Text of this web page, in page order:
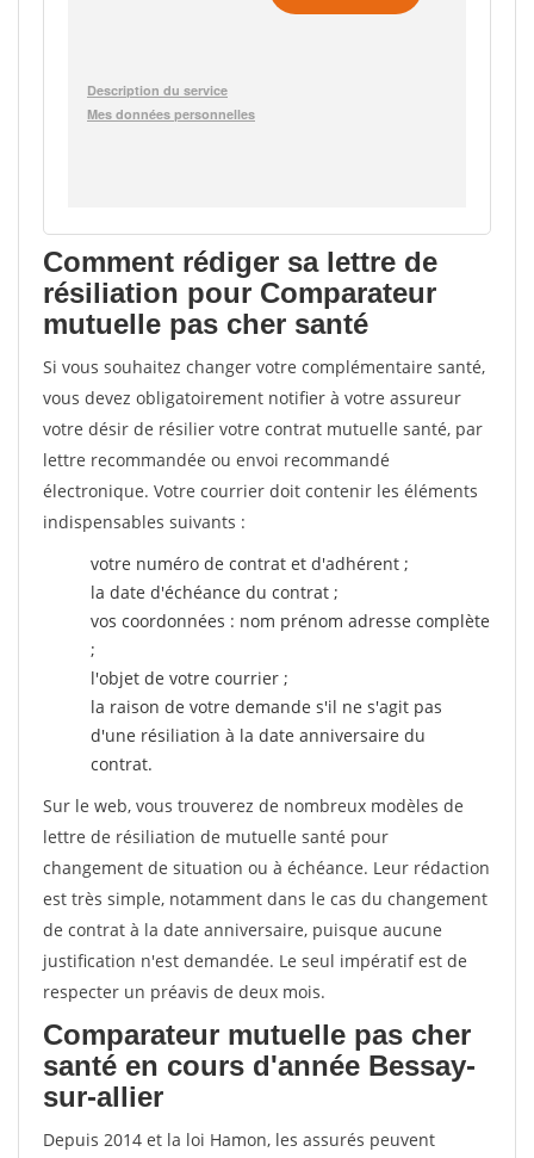
Comment rédiger sa lettre de
résiliation pour Comparateur
mutuelle pas cher santé
Si vous souhaitez changer votre complémentaire santé,
vous devez obligatoirement notifier à votre assureur
votre désir de résilier votre contrat mutuelle santé, par
lettre recommandée ou envoi recommandé
électronique. Votre courrier doit contenir les éléments
indispensables suivants :
votre numéro de contrat et d'adhérent ;
la date d'échéance du contrat ;
vos coordonnées : nom prénom adresse complète
;
l'objet de votre courrier ;
la raison de votre demande s'il ne s'agit pas
d'une résiliation à la date anniversaire du
contrat.
Sur le web, vous trouverez de nombreux modèles de
lettre de résiliation de mutuelle santé pour
changement de situation ou à échéance. Leur rédaction
est très simple, notamment dans le cas du changement
de contrat à la date anniversaire, puisque aucune
justification n'est demandée. Le seul impératif est de
respecter un préavis de deux mois.
Comparateur mutuelle pas cher
santé en cours d'année Bessay-
sur-allier
Depuis 2014 et la loi Hamon, les assurés peuvent